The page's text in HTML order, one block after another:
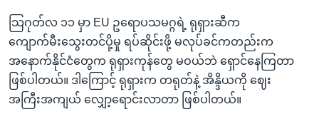
သြဂုတ်လ ၁၁ မှာ EU ဥရောပသမဂ္ဂရဲ့ ရုရှားဆီက
ကျောက်မီးသွေးတင်ပို့မှု ရပ်ဆိုင်းဖို့ မလုပ်ခင်ကတည်းက
အနောက်နိုင်ငံတွေက ရုရှားကုန်တွေ မဝယ်ဘဲ ရှောင်နေကြတာ
ဖြစ်ပါတယ်။ ဒါကြောင့် ရုရှားက တရုတ်နဲ့ အိန္ဒိယကို ဈေး
အကြီးအကျယ် လျှော့ရောင်းလာတာ ဖြစ်ပါတယ်။